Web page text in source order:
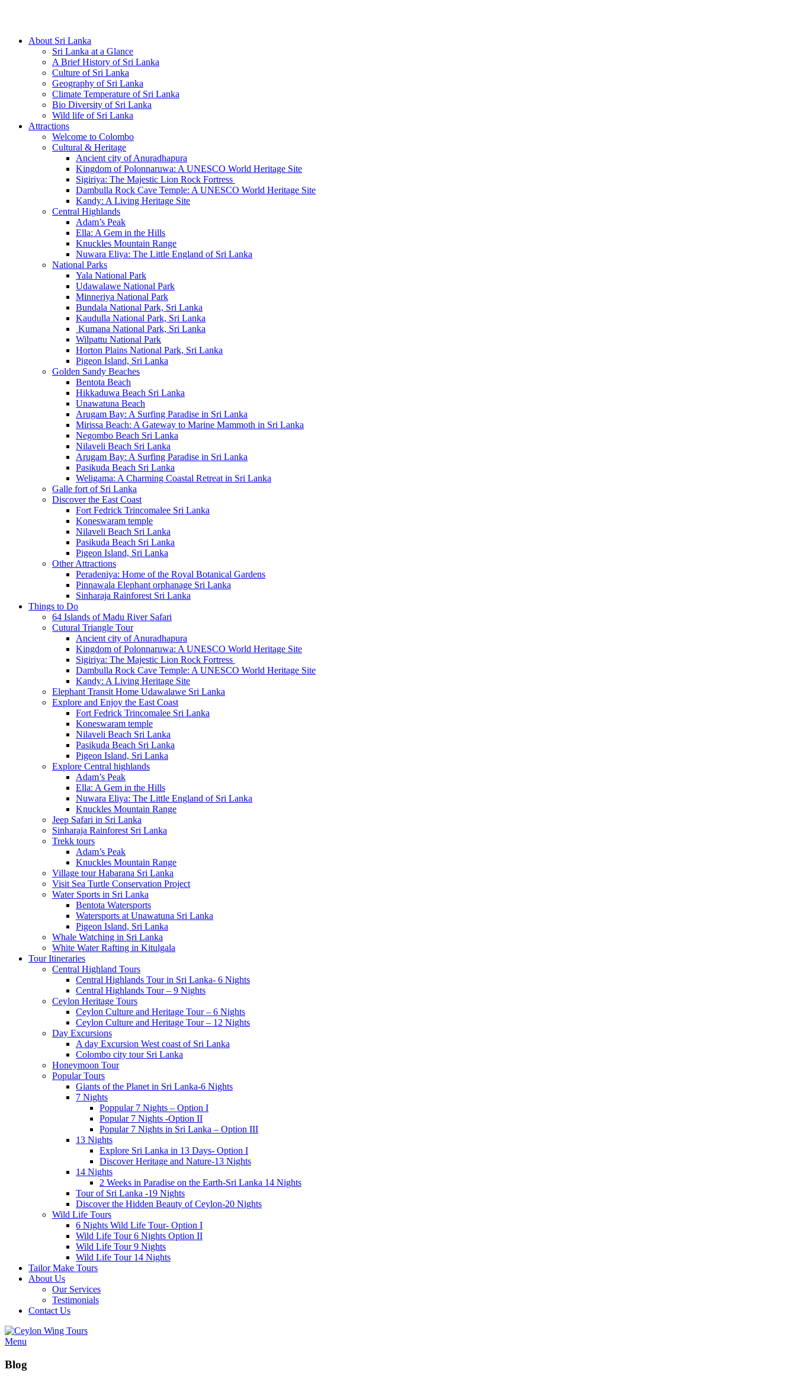
About Sri Lanka
Sri Lanka at a Glance
A Brief History of Sri Lanka
Culture of Sri Lanka
Geography of Sri Lanka
Climate Temperature of Sri Lanka
Bio Diversity of Sri Lanka
Wild life of Sri Lanka
Attractions
Welcome to Colombo
Cultural & Heritage
Ancient city of Anuradhapura
Kingdom of Polonnaruwa: A UNESCO World Heritage Site
Sigiriya: The Majestic Lion Rock Fortress
Dambulla Rock Cave Temple: A UNESCO World Heritage Site
Kandy: A Living Heritage Site
Central Highlands
Adam’s Peak
Ella: A Gem in the Hills
Knuckles Mountain Range
Nuwara Eliya: The Little England of Sri Lanka
National Parks
Yala National Park
Udawalawe National Park
Minneriya National Park
Bundala National Park, Sri Lanka
Kaudulla National Park, Sri Lanka
Kumana National Park, Sri Lanka
Wilpattu National Park
Horton Plains National Park, Sri Lanka
Pigeon Island, Sri Lanka
Golden Sandy Beaches
Bentota Beach
Hikkaduwa Beach Sri Lanka
Unawatuna Beach
Arugam Bay: A Surfing Paradise in Sri Lanka
Mirissa Beach: A Gateway to Marine Mammoth in Sri Lanka
Negombo Beach Sri Lanka
Nilaveli Beach Sri Lanka
Arugam Bay: A Surfing Paradise in Sri Lanka
Pasikuda Beach Sri Lanka
Weligama: A Charming Coastal Retreat in Sri Lanka
Galle fort of Sri Lanka
Discover the East Coast
Fort Fedrick Trincomalee Sri Lanka
Koneswaram temple
Nilaveli Beach Sri Lanka
Pasikuda Beach Sri Lanka
Pigeon Island, Sri Lanka
Other Attractions
Peradeniya: Home of the Royal Botanical Gardens
Pinnawala Elephant orphanage Sri Lanka
Sinharaja Rainforest Sri Lanka
Things to Do
64 Islands of Madu River Safari
Cutural Triangle Tour
Ancient city of Anuradhapura
Kingdom of Polonnaruwa: A UNESCO World Heritage Site
Sigiriya: The Majestic Lion Rock Fortress
Dambulla Rock Cave Temple: A UNESCO World Heritage Site
Kandy: A Living Heritage Site
Elephant Transit Home Udawalawe Sri Lanka
Explore and Enjoy the East Coast
Fort Fedrick Trincomalee Sri Lanka
Koneswaram temple
Nilaveli Beach Sri Lanka
Pasikuda Beach Sri Lanka
Pigeon Island, Sri Lanka
Explore Central highlands
Adam’s Peak
Ella: A Gem in the Hills
Nuwara Eliya: The Little England of Sri Lanka
Knuckles Mountain Range
Jeep Safari in Sri Lanka
Sinharaja Rainforest Sri Lanka
Trekk tours
Adam’s Peak
Knuckles Mountain Range
Village tour Habarana Sri Lanka
Visit Sea Turtle Conservation Project
Water Sports in Sri Lanka
Bentota Watersports
Watersports at Unawatuna Sri Lanka
Pigeon Island, Sri Lanka
Whale Watching in Sri Lanka
White Water Rafting in Kitulgala
Tour Itineraries
Central Highland Tours
Central Highlands Tour in Sri Lanka- 6 Nights
Central Highlands Tour – 9 Nights
Ceylon Heritage Tours
Ceylon Culture and Heritage Tour – 6 Nights
Ceylon Culture and Heritage Tour – 12 Nights
Day Excursions
A day Excursion West coast of Sri Lanka
Colombo city tour Sri Lanka
Honeymoon Tour
Popular Tours
Giants of the Planet in Sri Lanka-6 Nights
7 Nights
Poppular 7 Nights – Option I
Popular 7 Nights -Option II
Popular 7 Nights in Sri Lanka – Option III
13 Nights
Explore Sri Lanka in 13 Days- Option I
Discover Heritage and Nature-13 Nights
14 Nights
2 Weeks in Paradise on the Earth-Sri Lanka 14 Nights
Tour of Sri Lanka -19 Nights
Discover the Hidden Beauty of Ceylon-20 Nights
Wild Life Tours
6 Nights Wild Life Tour- Option I
Wild Life Tour 6 Nights Option II
Wild Life Tour 9 Nights
Wild Life Tour 14 Nights
Tailor Make Tours
About Us
Our Services
Testimonials
Contact Us
Menu
Blog